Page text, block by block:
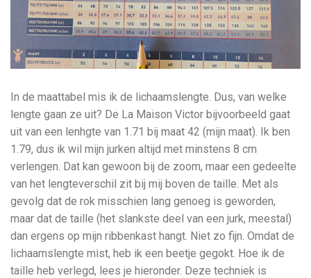
In de maattabel mis ik de lichaamslengte. Dus, van welke
lengte gaan ze uit? De La Maison Victor bijvoorbeeld gaat
uit van een lenhgte van 1.71 bij maat 42 (mijn maat). Ik ben
1.79, dus ik wil mijn jurken altijd met minstens 8 cm
verlengen. Dat kan gewoon bij de zoom, maar een gedeelte
van het lengteverschil zit bij mij boven de taille. Met als
gevolg dat de rok misschien lang genoeg is geworden,
maar dat de taille (het slankste deel van een jurk, meestal)
dan ergens op mijn ribbenkast hangt. Niet zo fijn. Omdat de
lichaamslengte mist, heb ik een beetje gegokt. Hoe ik de
taille heb verlegd, lees je hieronder. Deze techniek is